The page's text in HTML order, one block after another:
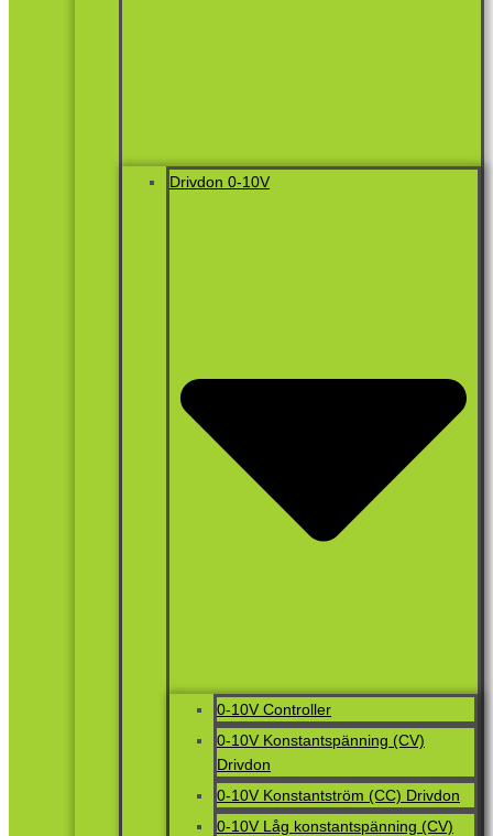
Drivdon 0-10V
0-10V Controller
0-10V Konstantspänning (CV)
Drivdon
0-10V Konstantström (CC) Drivdon
0-10V Låg konstantspänning (CV)